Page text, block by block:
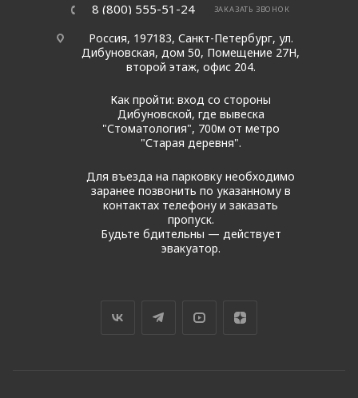
8 (800) 555-51-24 ЗАКАЗАТЬ ЗВОНОК
Россия, 197183, Санкт-Петербург, ул.
Дибуновская, дом 50, Помещение 27Н,
второй этаж, офис 204.
Как пройти: вход со стороны
Дибуновской, где вывеска
"Стоматология", 700м от метро
"Старая деревня".
Для въезда на парковку необходимо
заранее позвонить по указанному в
контактах телефону и заказать
пропуск.
Будьте бдительны — действует
эвакуатор.